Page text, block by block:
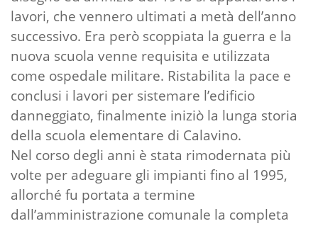
lavori, che vennero ultimati a metà dell’anno
successivo. Era però scoppiata la guerra e la
nuova scuola venne requisita e utilizzata
come ospedale militare. Ristabilita la pace e
conclusi i lavori per sistemare l’edificio
danneggiato, finalmente iniziò la lunga storia
della scuola elementare di Calavino.
Nel corso degli anni è stata rimodernata più
volte per adeguare gli impianti fino al 1995,
allorché fu portata a termine
dall’amministrazione comunale la completa